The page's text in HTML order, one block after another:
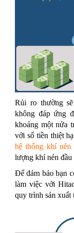
Rủi ro thường
không đáp ứng
khoảng một nửa
với số tiền thiệt
hệ thống khí nén
lượng khí nén đầu
Để đảm bảo bạn
làm việc với
quy trình sản xuất